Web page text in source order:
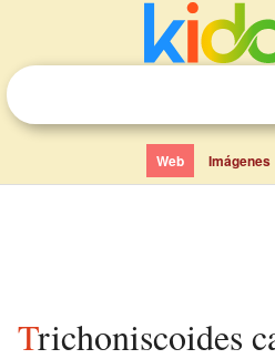
Web Imágenes
Trichoniscoides cassagnaui